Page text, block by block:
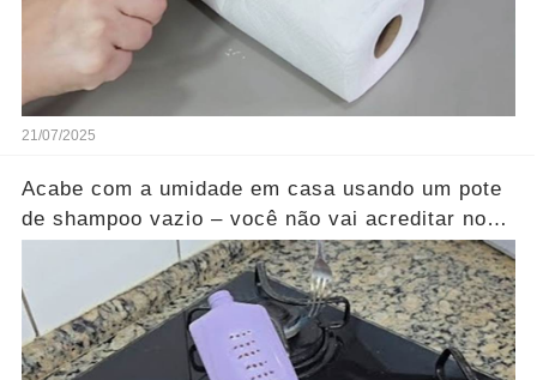
21/07/2025
Acabe com a umidade em casa usando um pote
de shampoo vazio – você não vai acreditar nos
resultados...Ver mais